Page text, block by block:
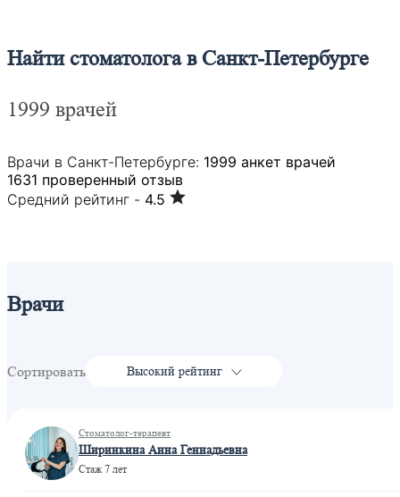
Найти стоматолога в Санкт-Петербурге
1999 врачей
Врачи в Санкт-Петербурге: 1999 анкет врачей
1631 проверенный отзыв
Средний рейтинг - 4.5
Врачи
Сортировать Высокий рейтинг
Стоматолог-терапевт
Ширинкина Анна Геннадьевна
Стаж 7 лет